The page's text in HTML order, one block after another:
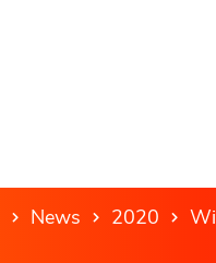
News 2020